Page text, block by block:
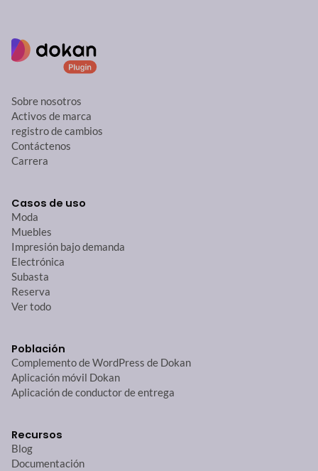
Sobre nosotros
Activos de marca
registro de cambios
Contáctenos
Carrera
Casos de uso
Moda
Muebles
Impresión bajo demanda
Electrónica
Subasta
Reserva
Ver todo
Población
Complemento de WordPress de Dokan
Aplicación móvil Dokan
Aplicación de conductor de entrega
Recursos
Blog
Documentación